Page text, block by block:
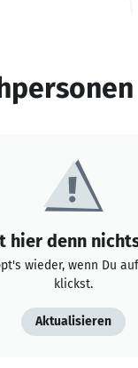
hier denn
wieder, wenn Du
klickst.
Aktualisieren